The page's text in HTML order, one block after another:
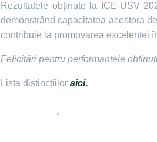
Rezultatele obținute la ICE-USV
demonstrând capacitatea acestora
contribuie la promovarea excelenței
Felicitări pentru performanțele
Lista distincțiilor aici.